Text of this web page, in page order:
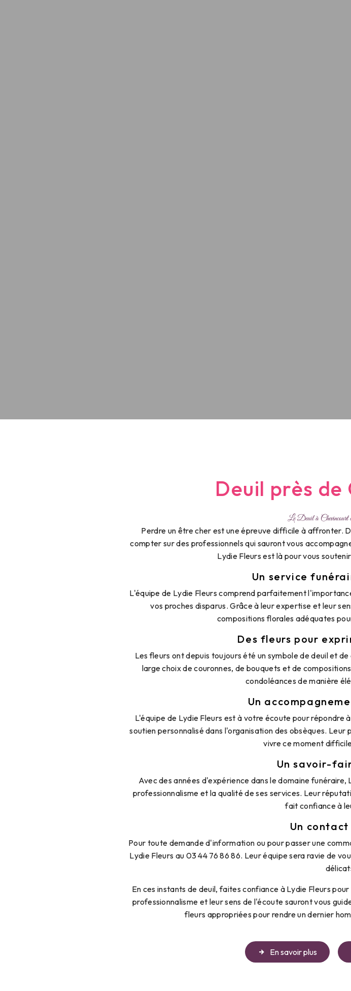
Deuil près
Le Deuil à
Perdre un être cher est une épreuve difficile à affronter.
compter sur des professionnels qui sauront vous
Lydie Fleurs est là pour vous
Un service
L'équipe de Lydie Fleurs comprend parfaitement
vos proches disparus. Grâce à leur expertise et leur
compositions florales adéquates
Des fleurs pour
Les fleurs ont depuis toujours été un symbole de deuil et
large choix de couronnes, de bouquets et de
condoléances de manière
Un
L'équipe de Lydie Fleurs est à votre écoute pour
soutien personnalisé dans l'organisation des obsèques.
vivre ce moment
Un savoir-
Avec des années d'expérience dans le domaine
professionnalisme et la qualité de ses services. Leur
fait confiance à
Un
Pour toute demande d'information ou pour passer une
Lydie Fleurs au 03 44 76 86 86. Leur équipe sera ravie de
En ces instants de deuil, faites confiance à Lydie Fleurs
professionnalisme et leur sens de l'écoute sauront vous
fleurs appropriées pour rendre un dernier
En savoir plus